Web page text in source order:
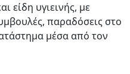
είδη υγιεινής, με
παραδόσεις στο
μέσα από τον